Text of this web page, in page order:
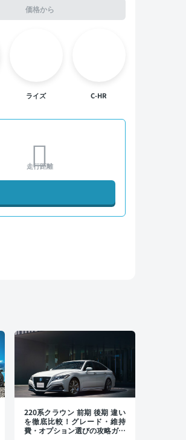
価格から
ライズ C-HR
走行距離
220系クラウン 前期 後期 違い
を徹底比較！グレード・維持
費・オプション選びの攻略ガイ